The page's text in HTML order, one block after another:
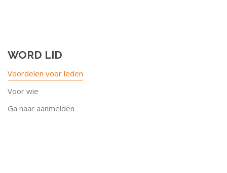
WORD LID
Voordelen voor leden
Voor wie
Ga naar aanmelden